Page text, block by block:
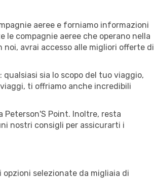
aeree e forniamo informazioni
compagnie aeree che operano nella
avrai accesso alle migliori offerte di
sia lo scopo del tuo viaggio,
ti offriamo anche incredibili
Peterson'S Point. Inoltre, resta
nostri consigli per assicurarti i
selezionate da migliaia di